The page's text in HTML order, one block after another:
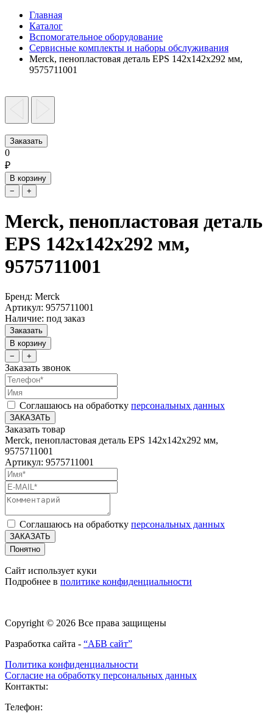
Главная
Каталог
Вспомогательное оборудование
Сервисные комплекты и наборы обслуживания
Merck, пенопластовая деталь EPS 142x142x292 мм,
9575711001
Заказать
0
₽
В корзину
−
+
Merck, пенопластовая деталь
EPS 142x142x292 мм,
9575711001
Бренд: Merck
Артикул: 9575711001
Наличие: под заказ
Заказать
В корзину
−
+
Заказать звонок
Соглашаюсь на обработку персональных данных
ЗАКАЗАТЬ
Заказать товар
Merck, пенопластовая деталь EPS 142x142x292 мм,
9575711001
Артикул: 9575711001
Соглашаюсь на обработку персональных данных
ЗАКАЗАТЬ
Понятно
Сайт использует куки
Подробнее в политике конфиденциальности
Copyright © 2026 Все права защищены
Разработка сайта - “АБВ сайт”
Политика конфиденциальности
Согласие на обработку персональных данных
Контакты:
Телефон: